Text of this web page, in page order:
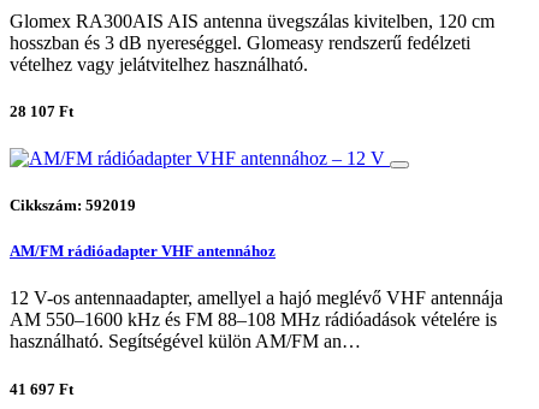
Glomex RA300AIS AIS antenna üvegszálas kivitelben, 120 cm
hosszban és 3 dB nyereséggel. Glomeasy rendszerű fedélzeti
vételhez vagy jelátvitelhez használható.
28 107 Ft
Cikkszám: 592019
AM/FM rádióadapter VHF antennához
12 V-os antennaadapter, amellyel a hajó meglévő VHF antennája
AM 550–1600 kHz és FM 88–108 MHz rádióadások vételére is
használható. Segítségével külön AM/FM an…
41 697 Ft